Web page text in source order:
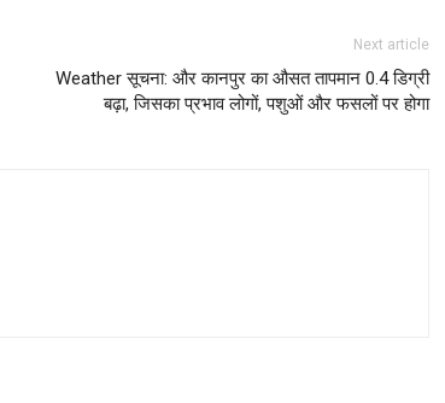
Next article
Weather सूचना: और कानपुर का औसत तापमान 0.4 डिग्री
बढ़ा, जिसका प्रभाव लोगों, पशुओं और फसलों पर होगा